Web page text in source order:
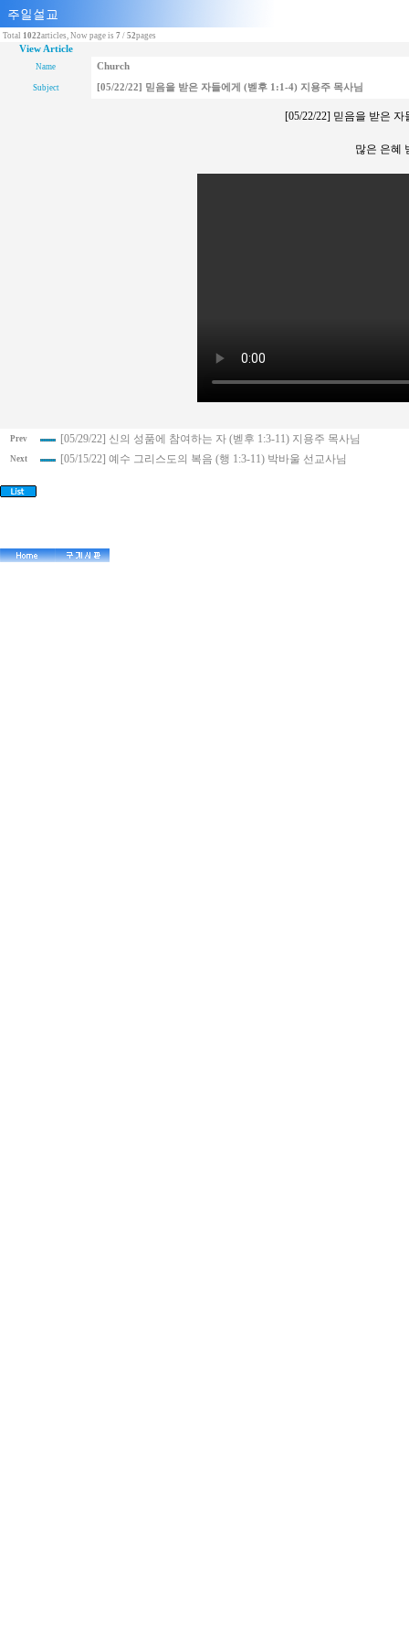
Total 1022articles, Now page is 7 / 52pages
View Article
Name Church
Subject [05/22/22] 믿음을 받은 자들에게 (벧후 1:1-4) 지용주 목사님
[05/22/22] 믿음을 받은
많은 은혜
Prev [05/29/22] 신의 성품에 참여하는 자 (벧후 1:3-11) 지용주 목사님
Next [05/15/22] 예수 그리스도의 복음 (행 1:3-11) 박바울 선교사님